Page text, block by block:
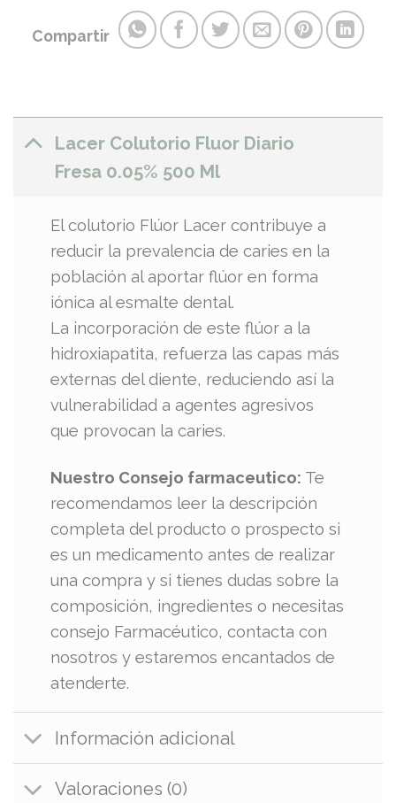
Compartir
Lacer Colutorio Fluor Diario
Fresa 0.05% 500 Ml
El colutorio Flúor Lacer contribuye a
reducir la prevalencia de caries en la
población al aportar flúor en forma
iónica al esmalte dental.
La incorporación de este flúor a la
hidroxiapatita, refuerza las capas más
externas del diente, reduciendo así la
vulnerabilidad a agentes agresivos
que provocan la caries.
Nuestro Consejo farmaceutico: Te
recomendamos leer la descripción
completa del producto o prospecto si
es un medicamento antes de realizar
una compra y si tienes dudas sobre la
composición, ingredientes o necesitas
consejo Farmacéutico, contacta con
nosotros y estaremos encantados de
atenderte.
Información adicional
Valoraciones (0)